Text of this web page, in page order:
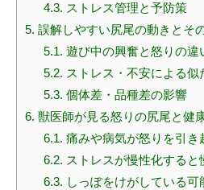
4.3. ストレス管理と予防策
5. 誤解しやすい尻尾の動きとそ
5.1. 遊び中の興奮と怒りの違
5.2. ストレス・不安による似
5.3. 個体差・品種差の影響
6. 獣医師が見る怒りの尻尾と健
6.1. 痛みや病気が怒りを引き
6.2. ストレスが慢性化する
6.3. しっぽをけがしている可